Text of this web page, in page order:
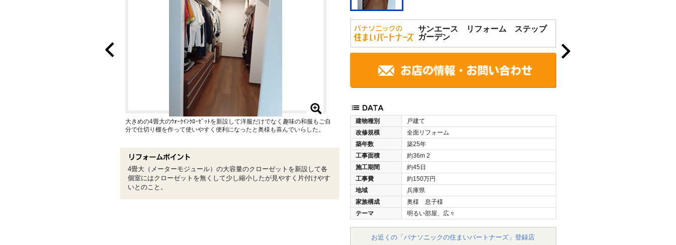
サンエース リフォーム ステップ
ガーデン
建物種別
戸建て
改修規模
全面リフォーム
築年数
築25年
工事面積
約36m 2
施工期間
約45日
工事費
約150万円
地域
兵庫県
家族構成
奥様 息子様
テーマ
明るい部屋、広々
お近くの「パナソニックの住まいパートナーズ」登録店
大きめの4畳大のｳｫｰｸｲﾝｸﾛｰｾﾞｯﾄを新設して洋服だけでなく趣味の和服もご自
分で仕切り棚を作って使いやすく便利になったと奥様も喜んでいらした。
4畳大（メーターモジュール）の大容量のクローゼットを新設して各
個室にはクローゼットを無くして少し縮小したが見やすく片付けやす
いとのこと。